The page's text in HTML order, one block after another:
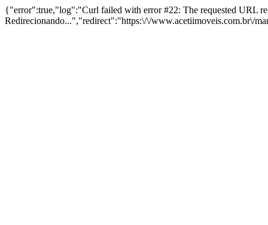
{"error":true,"log":"Curl failed with error #22: The requested URL
Redirecionando...","redirect":"https:\/\/www.acetiimoveis.com.br\/